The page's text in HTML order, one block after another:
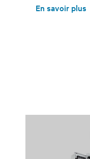
En savoir plus